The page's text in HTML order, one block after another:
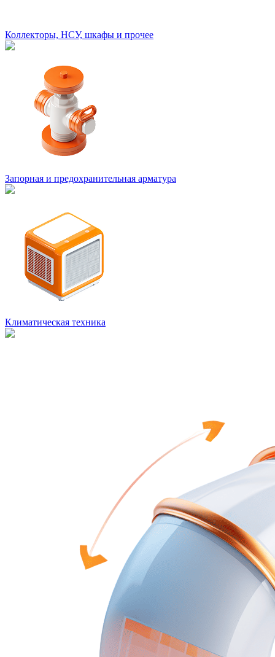
Коллекторы, НСУ, шкафы и прочее
Запорная и предохранительная арматура
Климатическая техника